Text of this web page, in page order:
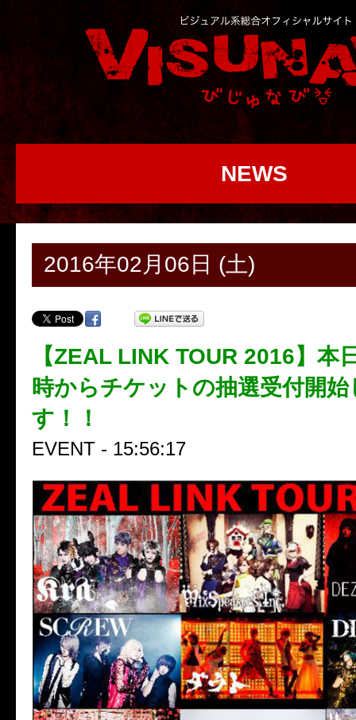
NEWS
2016年02月06日 (土)
【ZEAL LINK TOUR 2016】本
時からチケットの抽選受付開
す！！
EVENT - 15:56:17